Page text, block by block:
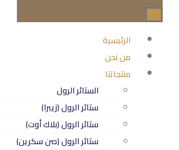
الرئيسية
من نحن
منتجاتنا
الستائر الرول
ستائر الرول (زيبرا)
ستائر الرول (بلاك أوت)
ستائر الرول (صن سكرين)